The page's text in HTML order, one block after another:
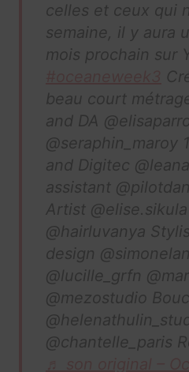
celles et ceux qui
semaine, il y aura
mois prochain sur
beau court
and DA
@seraphin_maroy
and Digitec
assistant
Artist
@hairluvanya
design
@lucille_grfn
@mezostudio
@chantelle_paris